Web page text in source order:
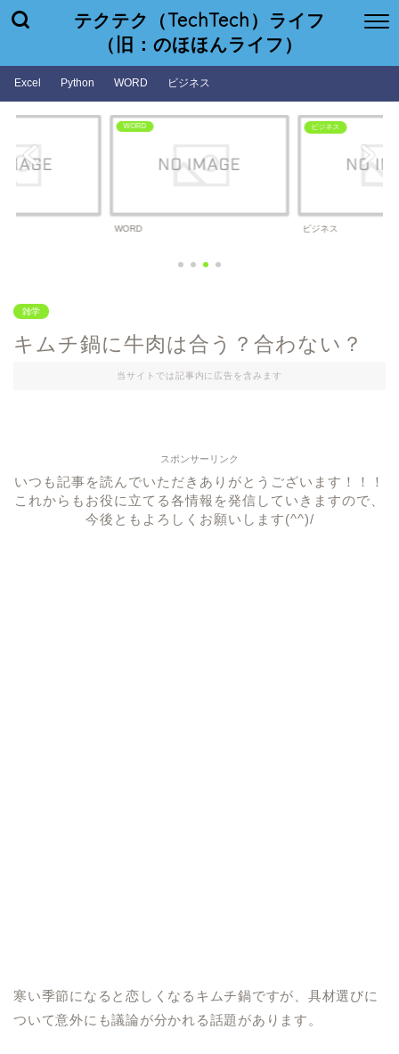
テクテク（TechTech）ライフ
（旧：のほほんライフ）
Excel Python WORD ビジネス
WORD
WORD
ビジネス
ビジネス
雑学
キムチ鍋に牛肉は合う？合わない？
当サイトでは記事内に広告を含みます
スポンサーリンク
いつも記事を読んでいただきありがとうございます！！！
これからもお役に立てる各情報を発信していきますので、
今後ともよろしくお願いします(^^)/
寒い季節になると恋しくなるキムチ鍋ですが、具材選びに
ついて意外にも議論が分かれる話題があります。